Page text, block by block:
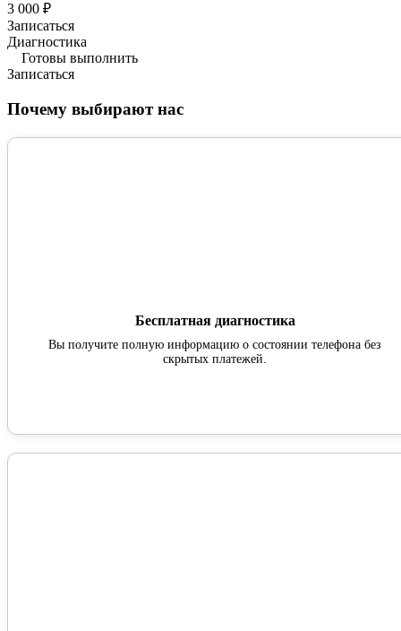
3 000 ₽
Записаться
Диагностика
Готовы выполнить
Записаться
Почему выбирают нас
Бесплатная диагностика
Вы получите полную информацию о состоянии телефона без
скрытых платежей.